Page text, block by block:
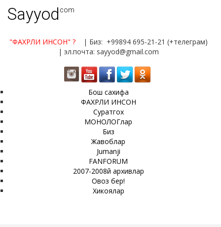
Sayyod.com
"ФАХРЛИ ИНСОН" ?
| Биз: +99894 695-21-21 (+телеграм)
| эл.почта: sayyod@gmail.com
Бош сахифа
ФАХРЛИ ИНСОН
Суратгох
МОНОЛОГлар
Биз
Жавоблар
Jumanji
FANFORUM
2007-2008й архивлар
Овоз бер!
Хикоялар